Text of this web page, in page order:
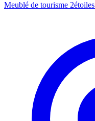
Meublé de tourisme 2étoiles